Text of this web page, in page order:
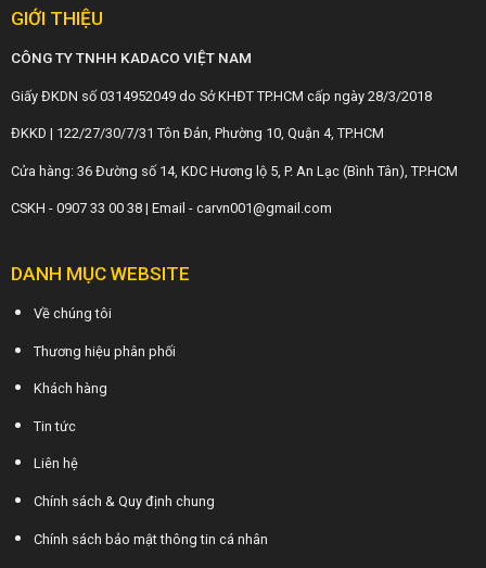
GIỚI THIỆU
CÔNG TY TNHH KADACO VIỆT NAM
Giấy ĐKDN số 0314952049 do Sở KHĐT TP.HCM cấp ngày 28/3/2018
ĐKKD | 122/27/30/7/31 Tôn Đản, Phường 10, Quận 4, TP.HCM
Cửa hàng: 36 Đường số 14, KDC Hương lộ 5, P. An Lạc (Bình Tân), TP.HCM
CSKH - 0907 33 00 38 | Email - carvn001@gmail.com
DANH MỤC WEBSITE
Về chúng tôi
Thương hiệu phân phối
Khách hàng
Tin tức
Liên hệ
Chính sách & Quy định chung
Chính sách bảo mật thông tin cá nhân